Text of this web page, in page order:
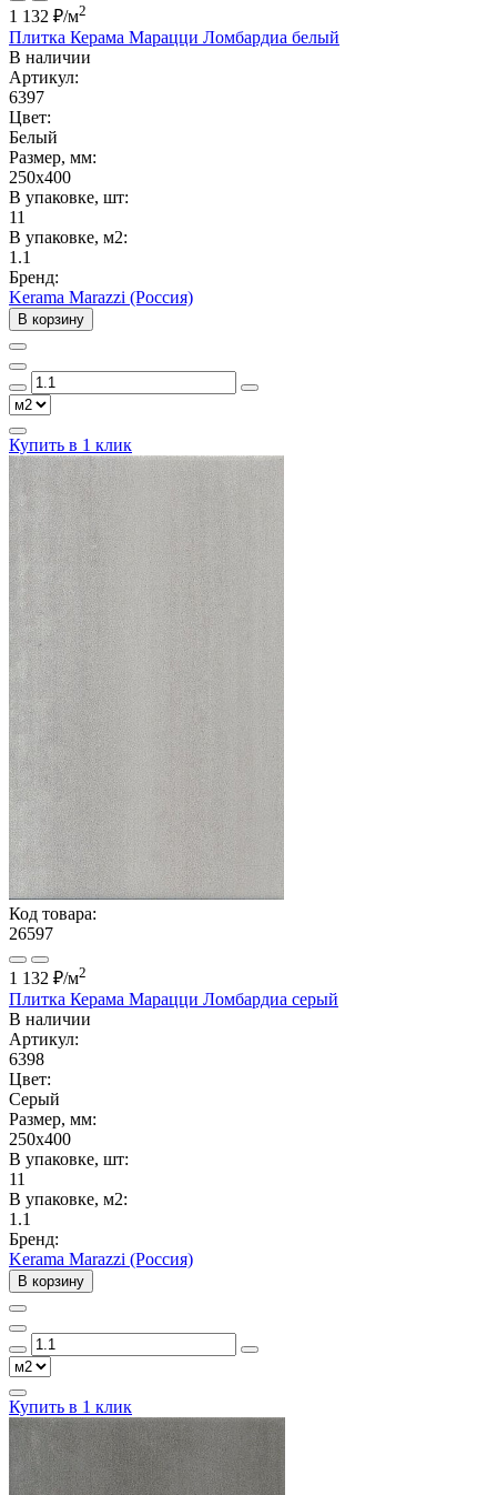
1 132 ₽/м2
Плитка Керама Марацци Ломбардиа белый
В наличии
Артикул:
6397
Цвет:
Белый
Размер, мм:
250x400
В упаковке, шт:
11
В упаковке, м2:
1.1
Бренд:
Kerama Marazzi (Россия)
В корзину
Купить в 1 клик
Код товара:
26597
1 132 ₽/м2
Плитка Керама Марацци Ломбардиа серый
В наличии
Артикул:
6398
Цвет:
Серый
Размер, мм:
250x400
В упаковке, шт:
11
В упаковке, м2:
1.1
Бренд:
Kerama Marazzi (Россия)
В корзину
Купить в 1 клик